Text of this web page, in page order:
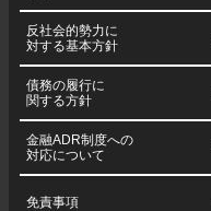
反社会的勢力に
対する基本方針
債務の履行に
関する方針
金融ADR制度への
対応について
免責事項